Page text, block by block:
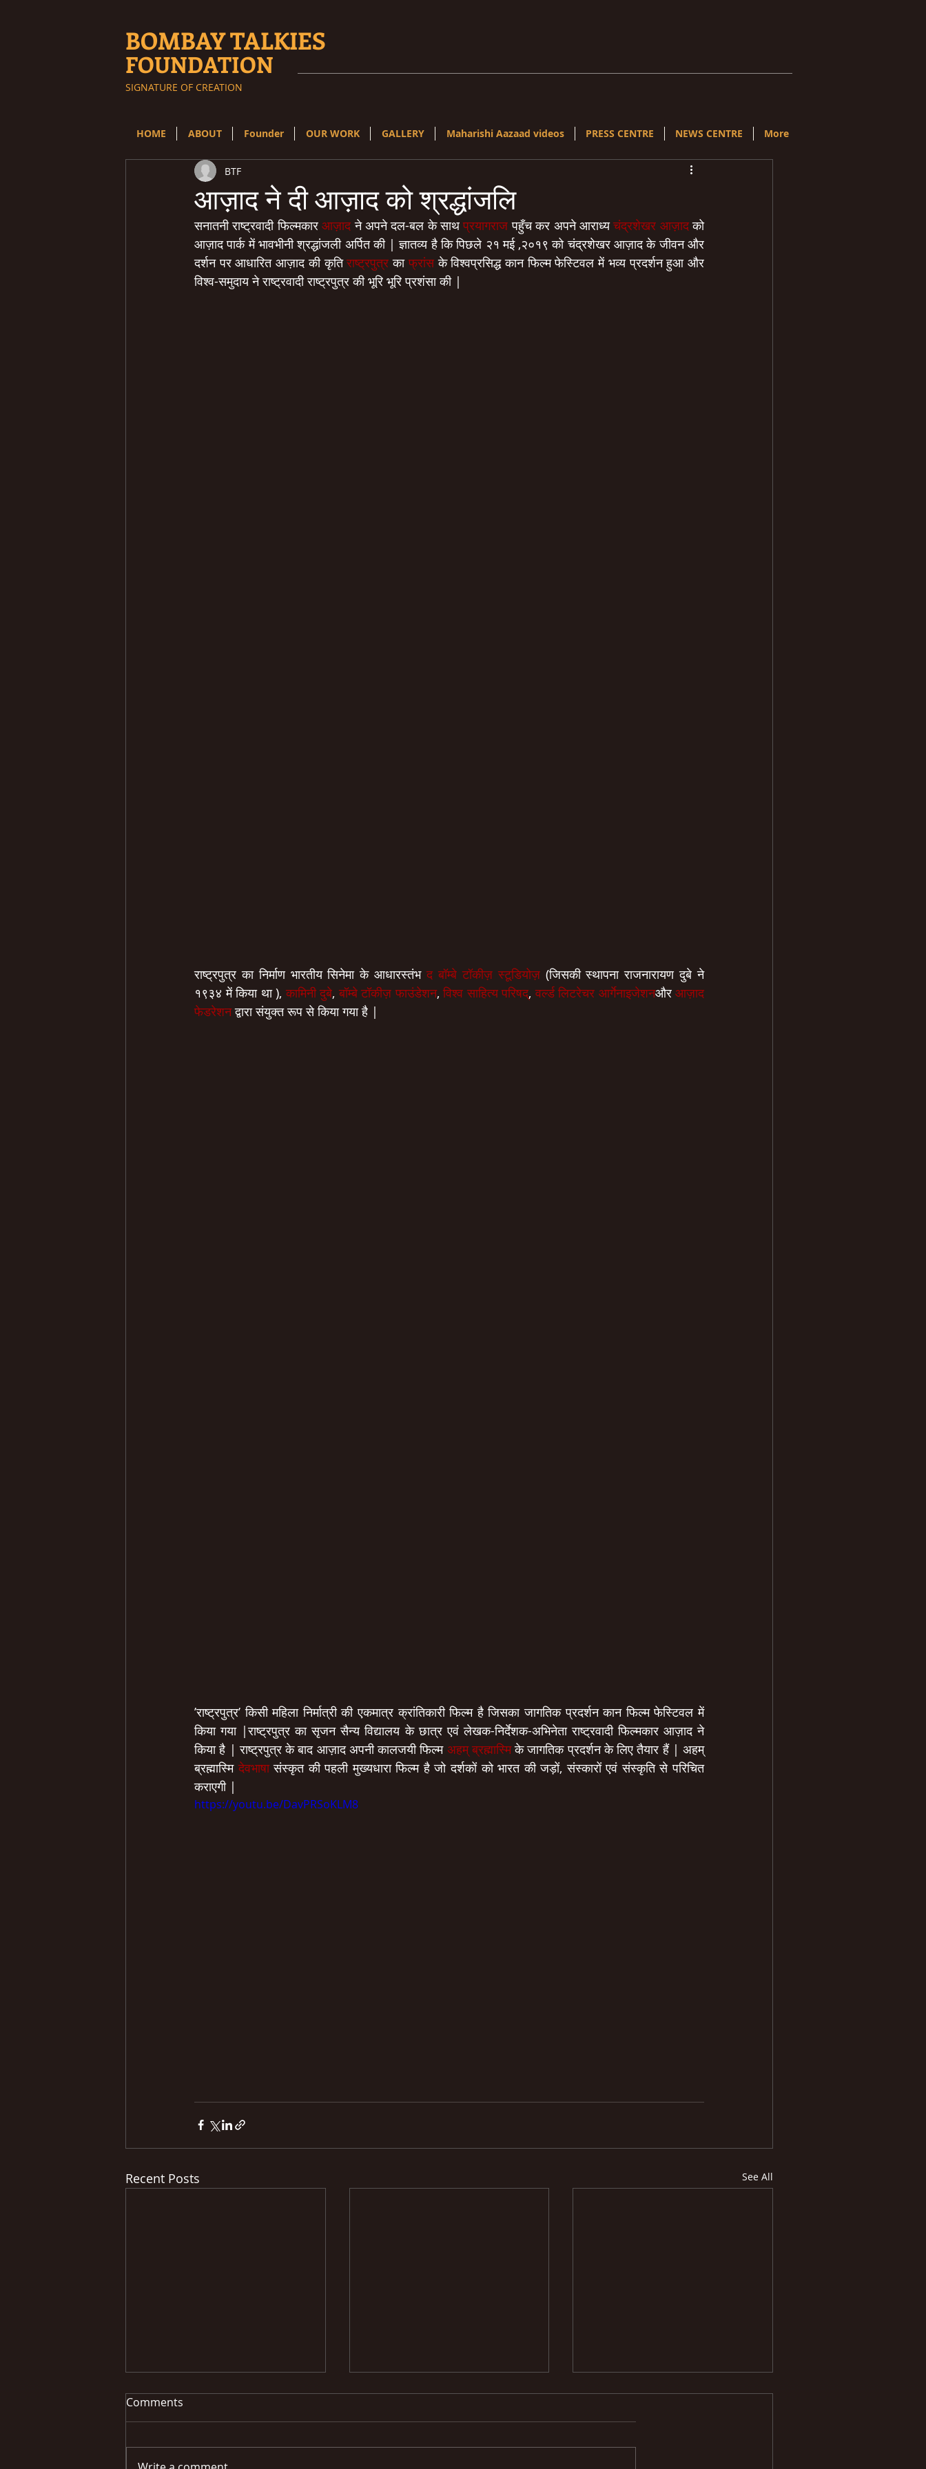
BOMBAY TALKIES
FOUNDATION
SIGNATURE OF CREATION
HOME ABOUT Founder OUR WORK GALLERY Maharishi Aazaad videos PRESS CENTRE NEWS CENTRE More
आज़ाद ने दी आज़ाद को श्रद्धांजलि
BTF
सनातनी राष्ट्रवादी फिल्मकार आज़ाद ने अपने दल-बल के साथ प्रयागराज पहुँच कर अपने आराध्य चंद्रशेखर आज़ाद को
आज़ाद पार्क में भावभीनी श्रद्धांजली अर्पित की | ज्ञातव्य है कि पिछले २१ मई ,२०१९ को चंद्रशेखर आज़ाद के जीवन और
दर्शन पर आधारित आज़ाद की कृति राष्ट्रपुत्र का फ्रांस के विश्वप्रसिद्ध कान फिल्म फेस्टिवल में भव्य प्रदर्शन हुआ और
विश्व-समुदाय ने राष्ट्रवादी राष्ट्रपुत्र की भूरि भूरि प्रशंसा की |
राष्ट्रपुत्र का निर्माण भारतीय सिनेमा के आधारस्तंभ द बॉम्बे टॉकीज़ स्टूडियोज़ (जिसकी स्थापना राजनारायण दुबे ने
१९३४ में किया था ), कामिनी दुबे, बॉम्बे टॉकीज़ फाउंडेशन, विश्व साहित्य परिषद्, वर्ल्ड लिटरेचर आर्गेनाइजेशनऔर आज़ाद
फेडरेशन द्वारा संयुक्त रूप से किया गया है |
’राष्ट्रपुत्र’ किसी महिला निर्मात्री की एकमात्र क्रांतिकारी फिल्म है जिसका जागतिक प्रदर्शन कान फिल्म फेस्टिवल में
किया गया |राष्ट्रपुत्र का सृजन सैन्य विद्यालय के छात्र एवं लेखक-निर्देशक-अभिनेता राष्ट्रवादी फिल्मकार आज़ाद ने
किया है | राष्ट्रपुत्र के बाद आज़ाद अपनी कालजयी फिल्म अहम् ब्रह्मास्मि के जागतिक प्रदर्शन के लिए तैयार हैं | अहम्
ब्रह्मास्मि देवभाषा संस्कृत की पहली मुख्यधारा फिल्म है जो दर्शकों को भारत की जड़ों, संस्कारों एवं संस्कृति से परिचित
कराएगी |
https://youtu.be/DavPRSoKLM8
Recent Posts See All
Comments